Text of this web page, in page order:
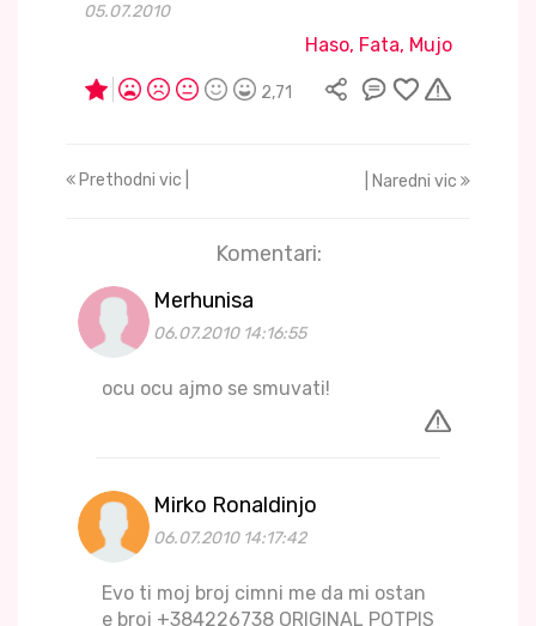
05.07.2010
Haso, Fata, Mujo
2,71
Prethodni vic | | Naredni vic
Komentari:
Merhunisa
06.07.2010 14:16:55
ocu ocu ajmo se smuvati!
Mirko Ronaldinjo
06.07.2010 14:17:42
Evo ti moj broj cimni me da mi ostan
e broj +384226738 ORIGINAL POTPIS